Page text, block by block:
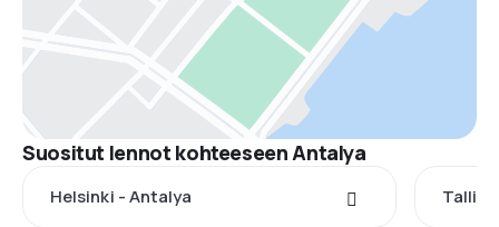
Suositut lennot kohteeseen Antalya
Helsinki - Antalya